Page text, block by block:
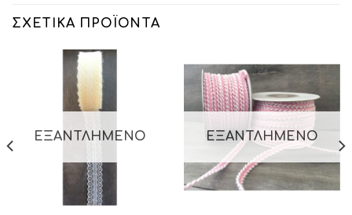
ΣΧΕΤΙΚΆ ΠΡΟΪΌΝΤΑ
ΕΞΑΝΤΛΗΜΈΝΟ ΕΞΑΝΤΛΗΜΈΝΟ